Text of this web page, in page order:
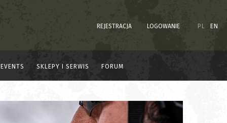
REJESTRACJA LOGOWANIE PL EN
EVENTS SKLEPY I SERWIS FORUM